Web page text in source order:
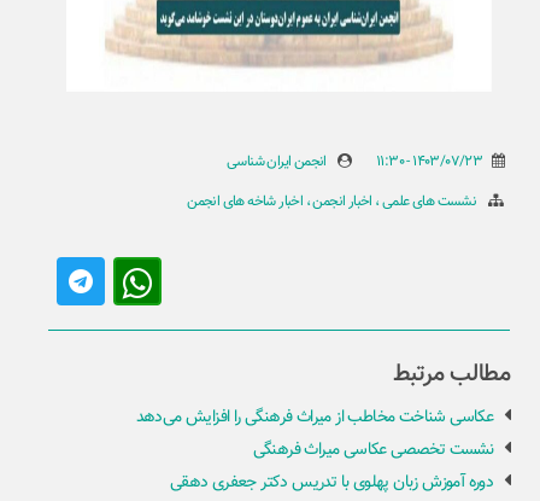
انجمن ایران شناسی
نشست های علمی اخبار انجمن اخبار شاخه های انجمن
مطالب مرتبط
عکاسی شناخت مخاطب از میراث فرهنگی را افزایش می‌دهد
نشست تخصصی عکاسی میراث فرهنگی
دوره آموزش زبان پهلوی با تدریس دکتر جعفری دهقی